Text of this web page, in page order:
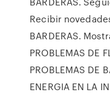
Recibir
BARDERAS.
PROBLEMAS DE
PROBLEMAS DE
ENERGIA EN LA